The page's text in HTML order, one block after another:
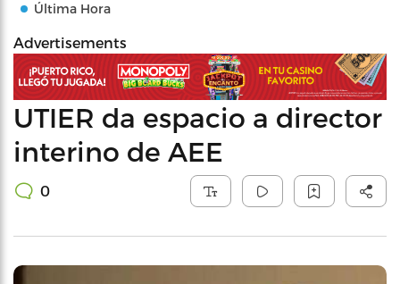
Última Hora
Advertisements
UTIER da espacio a director
interino de AEE
0